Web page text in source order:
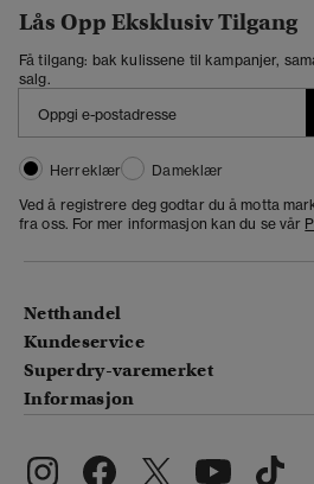
Lås Opp Eksklusiv Tilgang
Få tilgang: bak kulissene til kampanjer,
salg.
Herreklær
Dameklær
Ved å registrere deg godtar du å motta
fra oss. For mer informasjon kan du se vår
Netthandel
Kundeservice
Superdry-varemerket
Informasjon